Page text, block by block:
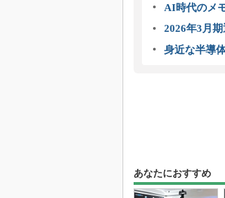
AI時代のメ
2026年3月
身近な半導
あなたにおすすめ